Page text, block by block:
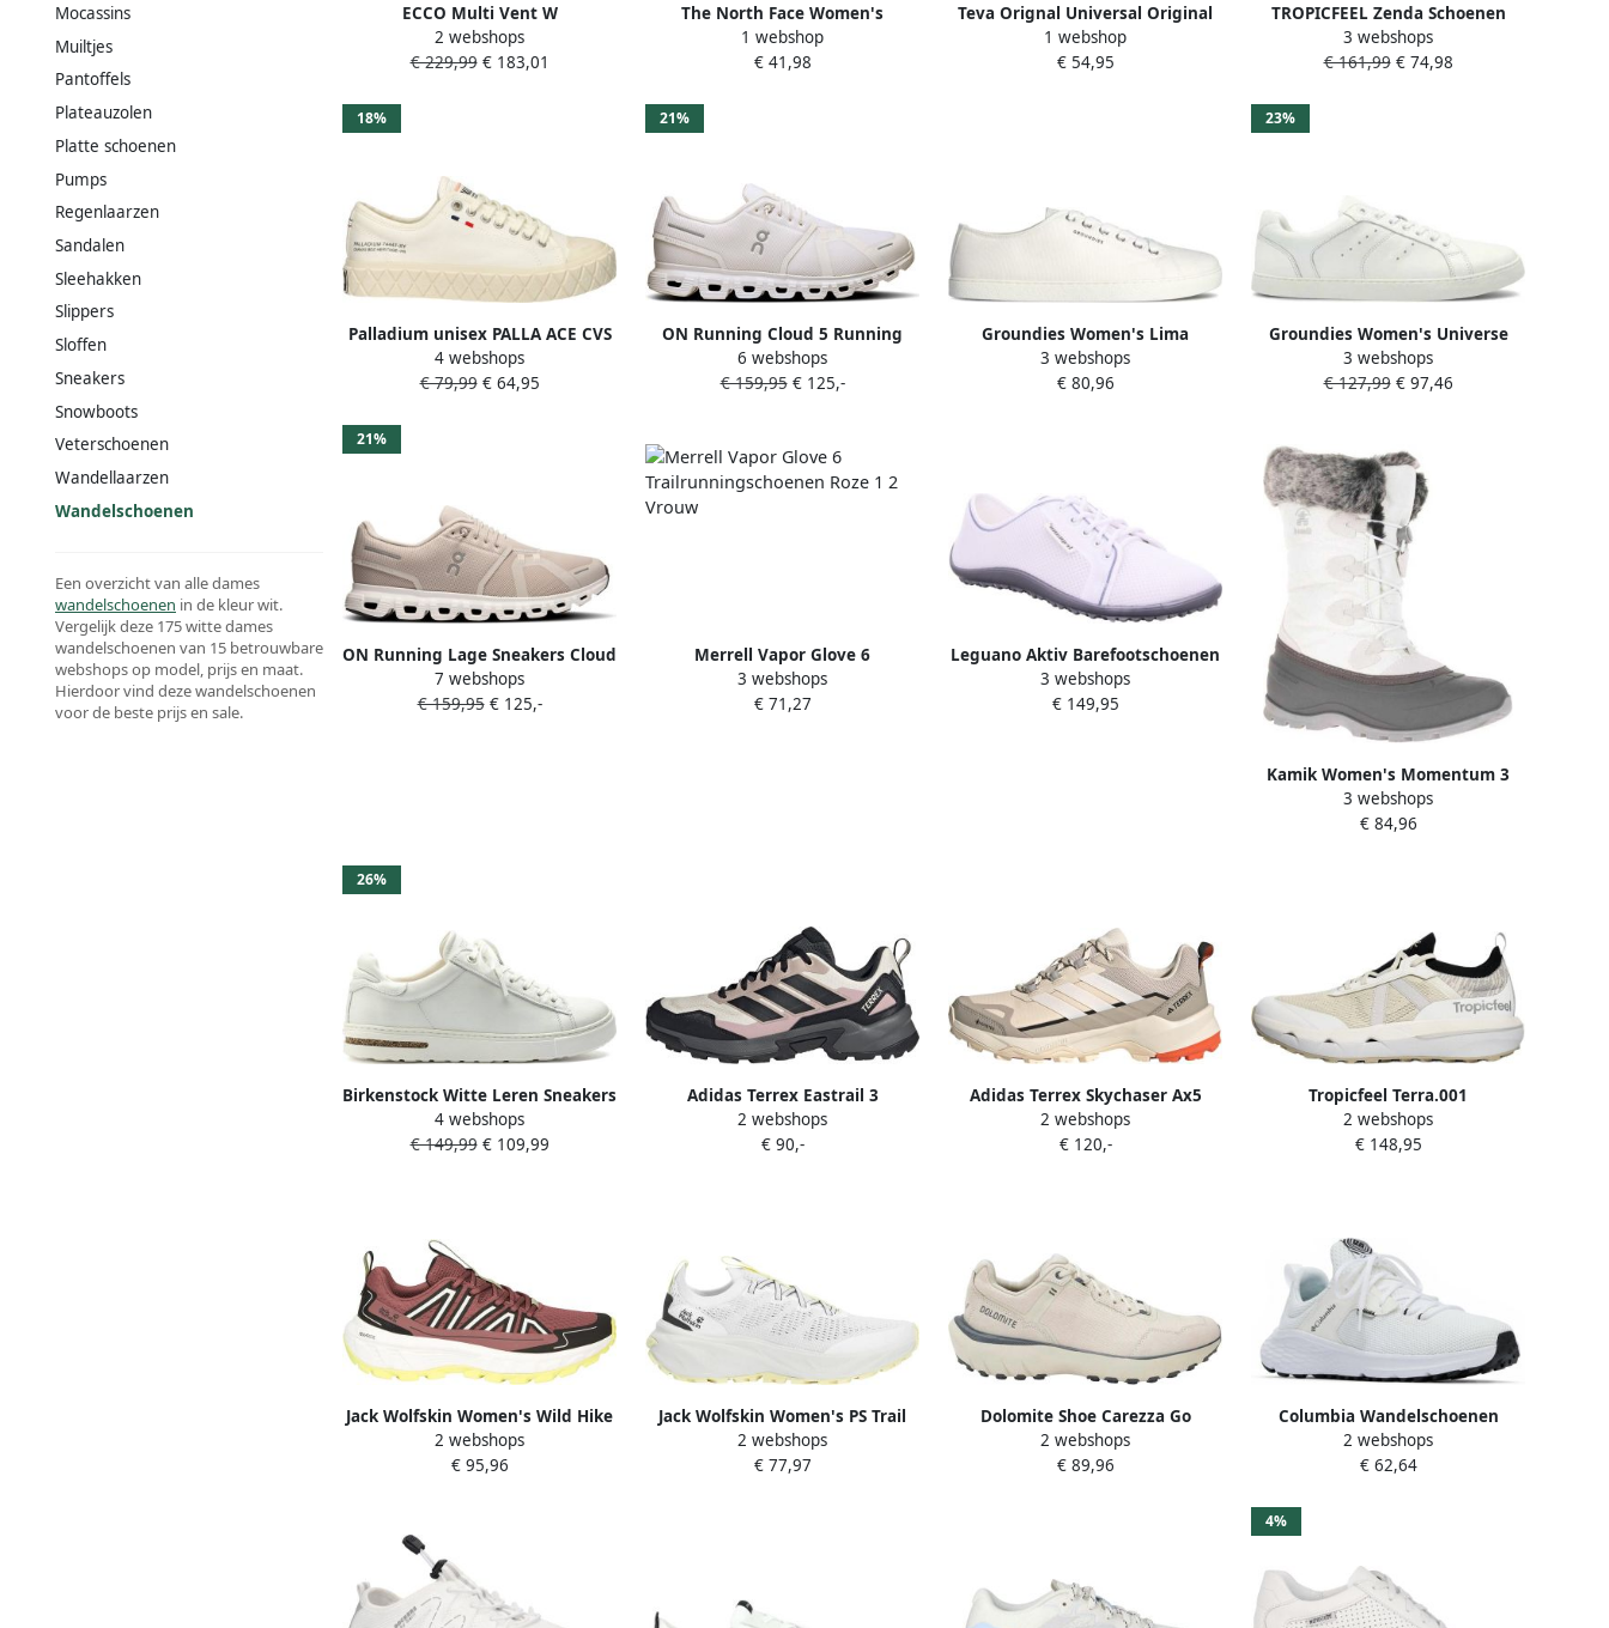
Mocassins
Muiltjes
Pantoffels
Plateauzolen
Platte schoenen
Pumps
Regenlaarzen
Sandalen
Sleehakken
Slippers
Sloffen
Sneakers
Snowboots
Veterschoenen
Wandellaarzen
Wandelschoenen
Een overzicht van alle dames
wandelschoenen in de kleur wit.
Vergelijk deze 175 witte dames
wandelschoenen van 15 betrouwbare
webshops op model, prijs en maat.
Hierdoor vind deze wandelschoenen
voor de beste prijs en sale.
ECCO Multi Vent W
veterschoenen wit Textiel Dames
2 webshops
€ 229,99€ 183,01
The North Face Women's
Hypnum Multisportschoenen 2 3
beige grijs
1 webshop
€ 41,98
Teva Orignal Universal Original
Universal outdoor sandalen wit
1 webshop
€ 54,95
TROPICFEEL Zenda Schoenen
Bruin Wit
3 webshops
€ 161,99€ 74,98
18%
Palladium unisex PALLA ACE CVS
ORG sportschoenen met lage
uitsnijding 74447-116-M
4 webshops
€ 79,99€ 64,95
21%
ON Running Cloud 5 Running
Shoe CloudTec Cushioning Wo
White Sneakers
6 webshops
€ 159,95€ 125,-
Groundies Women's Lima
Barefootschoenen wit
3 webshops
€ 80,96
23%
Groundies Women's Universe
Barefootschoenen wit
3 webshops
€ 127,99€ 97,46
21%
ON Running Lage Sneakers Cloud
6 Unisex 3WF10060755
7 webshops
€ 159,95€ 125,-
Merrell Vapor Glove 6
Trailrunningschoenen Roze 1 2
Vrouw
3 webshops
€ 71,27
Leguano Aktiv Barefootschoenen
wit
3 webshops
€ 149,95
Kamik Women's Momentum 3
Winterschoenen wit grijs
3 webshops
€ 84,96
26%
Birkenstock Witte Leren Sneakers
met Verwijderbaar Kurk-Latex
Voetbed White
4 webshops
€ 149,99€ 109,99
Adidas Terrex Eastrail 3
Climaproof Hikingschoenen
Dames Wit
2 webshops
€ 90,-
Adidas Terrex Skychaser Ax5
Gore-Tex Hikingschoenen Dames
Wit
2 webshops
€ 120,-
Tropicfeel Terra.001
Multisportschoenen wit
2 webshops
€ 148,95
Jack Wolfskin Women's Wild Hike
Low Multisportschoenen bruin
wit
2 webshops
€ 95,96
Jack Wolfskin Women's PS Trail
Knit Low Multisportschoenen wit
2 webshops
€ 77,97
Dolomite Shoe Carezza Go
Vrijetijdsschoenen 2 3 wit
2 webshops
€ 89,96
Columbia Wandelschoenen
Chaussures de randonnée
Bethany CRZ
2 webshops
€ 62,64
4%